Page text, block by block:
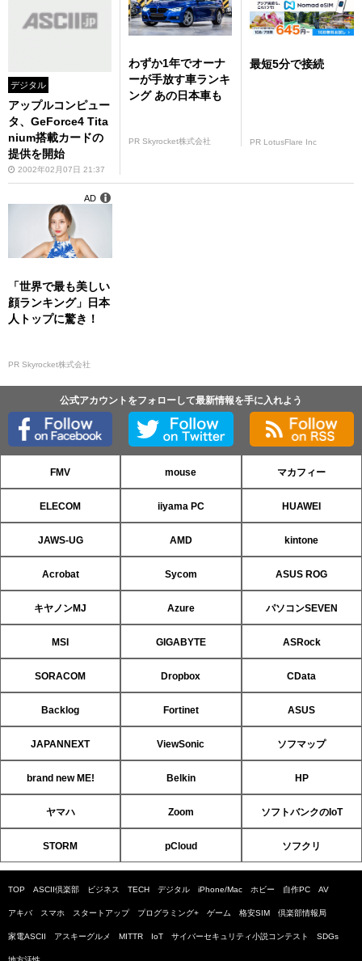
デジタル
アップルコンピュー
タ、GeForce4 Tita
nium搭載カードの
提供を開始
2002年02月07日 21:37
わずか1年でオーナ
ーが手放す車ランキ
ング あの日本車も
PR Skyrocket株式会社
最短5分で接続
PR LotusFlare Inc
「世界で最も美しい
顔ランキング」日本
人トップに驚き！
PR Skyrocket株式会社
AD
公式アカウントをフォローして最新情報を手に入れよう
FMV mouse マカフィー
ELECOM iiyama PC HUAWEI
JAWS-UG AMD kintone
Acrobat Sycom ASUS ROG
キヤノンMJ Azure パソコンSEVEN
MSI GIGABYTE ASRock
SORACOM Dropbox CData
Backlog Fortinet ASUS
JAPANNEXT ViewSonic ソフマップ
brand new ME! Belkin HP
ヤマハ Zoom ソフトバンクのIoT
STORM pCloud ソフクリ
TOP ASCII倶楽部 ビジネス TECH デジタル iPhone/Mac ホビー 自作PC AV
アキバ スマホ スタートアップ プログラミング+ ゲーム 格安SIM 倶楽部情報局
家電ASCII アスキーグルメ MITTR IoT サイバーセキュリティ小説コンテスト SDGs